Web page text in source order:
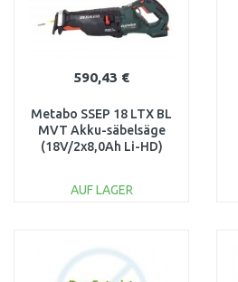
590,43 €
Metabo SSEP 18 LTX BL
MVT Akku-säbelsäge
(18V/2x8,0Ah Li-HD)
AUF LAGER
Vergleichen